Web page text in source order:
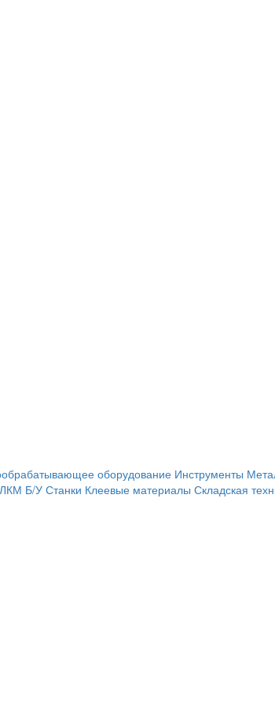
оборудование Инструменты
ЛКМ Б/У Станки Клеевые материалы Складская